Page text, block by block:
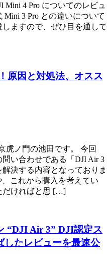
Mini 4 Pro についてのレビュ
3 Pro との違いについて
ますので、ぜひ目を通して
原因と対処法、オスス
虎ノ門の池田です。 今回
い合わせである「DJI Air 3
決する内容となっておりま
これから購入を考えてい
だければと思 […]
“DJI Air 3” DJI認定ス
したレビューを最速公